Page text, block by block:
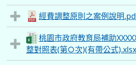
經費調整原則之案例說明
桃園市政府教育局補助
整對照表(第○次)(有帶公式).xlsx